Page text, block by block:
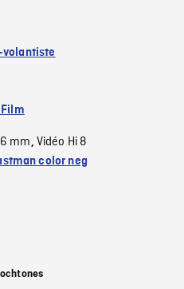
volantiste
mm, Vidéo Hi 8
color neg